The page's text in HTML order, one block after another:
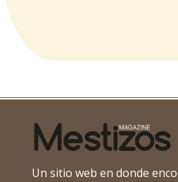
Un sitio web en donde